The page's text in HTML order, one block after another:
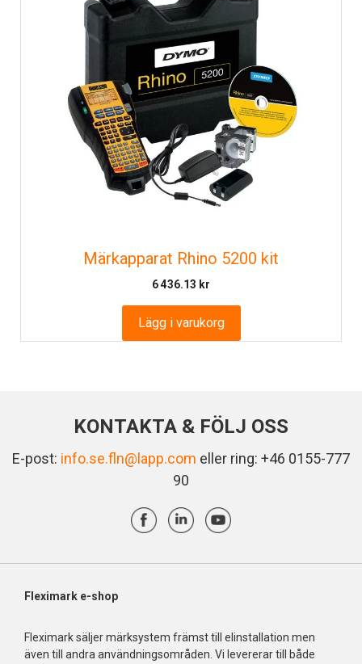
Märkapparat Rhino 5200 kit
6 436.13 kr
Lägg i varukorg
KONTAKTA & FÖLJ OSS
E-post: info.se.fln@lapp.com eller ring: +46 0155-777
90
Fleximark e-shop
Fleximark säljer märksystem främst till elinstallation men
även till andra användningsområden. Vi levererar till både